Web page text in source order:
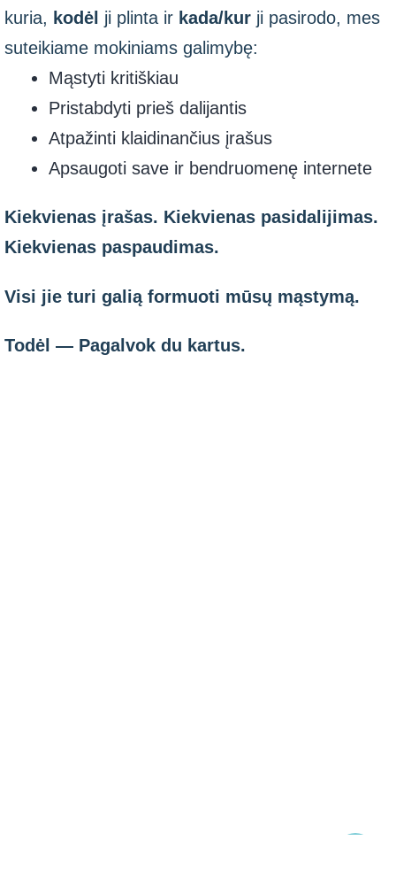
kuria, kodėl ji plinta ir kada/kur ji pasirodo, mes
suteikiame mokiniams galimybę:
Mąstyti kritiškiau
Pristabdyti prieš dalijantis
Atpažinti klaidinančius įrašus
Apsaugoti save ir bendruomenę internete
Kiekvienas įrašas. Kiekvienas pasidalijimas.
Kiekvienas paspaudimas.
Visi jie turi galią formuoti mūsų mąstymą.
Todėl — Pagalvok du kartus.